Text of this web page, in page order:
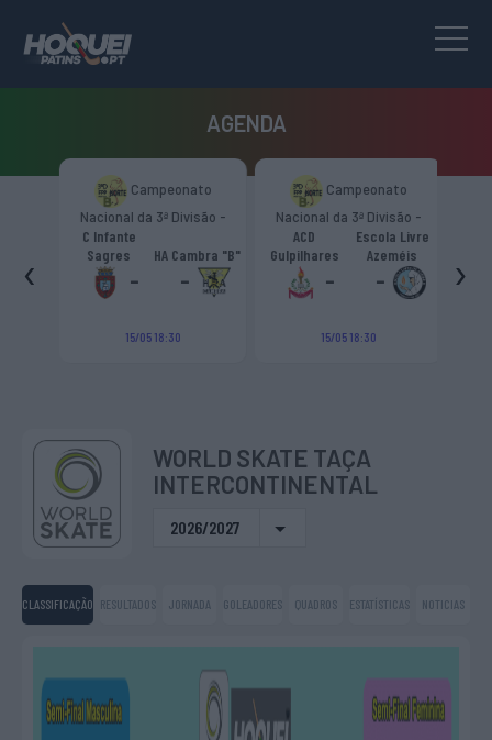
AGENDA
Campeonato
Nacional da 3ª Divisão -
Zona Norte “B”
C Infante
Sagres
-
HA Cambra "B"
-
15/05 18:30
Campeonato
Nacional da 3ª Divisão -
Zona Norte “B”
ACD
Gulpilhares
-
Escola Livre
Azeméis
-
15/05 18:30
‹ ›
WORLD SKATE TAÇA
INTERCONTINENTAL
2026/2027
CLASSIFICAÇÃO RESULTADOS JORNADA GOLEADORES QUADROS ESTATÍSTICAS NOTICIAS